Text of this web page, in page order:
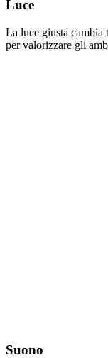
Luce
La luce giusta
per valorizzare gli
Suono